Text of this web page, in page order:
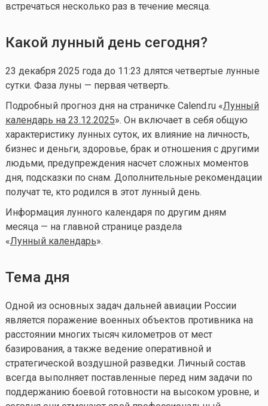
встречаться несколько раз в течение месяца.
Какой лунный день сегодня?
23 декабря 2025 года до 11:23 длятся четвертые лунные
сутки. Фаза луны — первая четверть.
Подробный прогноз дня на страничке Calend.ru «Лунный
календарь на 23.12.2025». Он включает в себя общую
характеристику лунных суток, их влияние на личность,
бизнес и деньги, здоровье, брак и отношения с другими
людьми, предупреждения насчет сложных моментов
дня, подсказки по снам. Дополнительные рекомендации
получат те, кто родился в этот лунный день.
Информация лунного календаря по другим дням
месяца — на главной странице раздела
«Лунный календарь».
Тема дня
Одной из основных задач дальней авиации России
является поражение военных объектов противника на
расстоянии многих тысяч километров от мест
базирования, а также ведение оперативной и
стратегической воздушной разведки. Личный состав
всегда выполняет поставленные перед ним задачи по
поддержанию боевой готовности на высоком уровне, и